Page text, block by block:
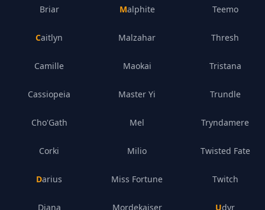
Briar
Caitlyn
Camille
Cassiopeia
Cho'Gath
Corki
Darius
Diana
Malphite
Malzahar
Maokai
Master Yi
Mel
Milio
Miss Fortune
Mordekaiser
Teemo
Thresh
Tristana
Trundle
Tryndamere
Twisted Fate
Twitch
Udyr